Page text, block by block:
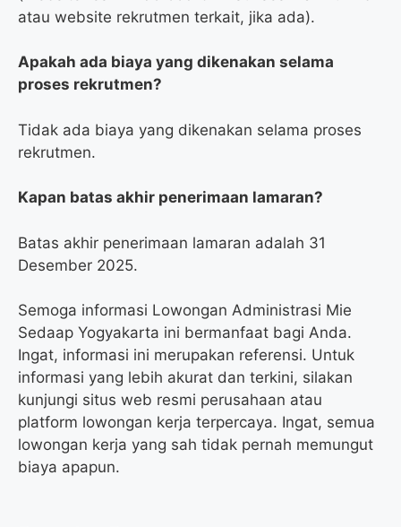
atau website rekrutmen terkait, jika ada).
Apakah ada biaya yang dikenakan selama
proses rekrutmen?
Tidak ada biaya yang dikenakan selama proses
rekrutmen.
Kapan batas akhir penerimaan lamaran?
Batas akhir penerimaan lamaran adalah 31
Desember 2025.
Semoga informasi Lowongan Administrasi Mie
Sedaap Yogyakarta ini bermanfaat bagi Anda.
Ingat, informasi ini merupakan referensi. Untuk
informasi yang lebih akurat dan terkini, silakan
kunjungi situs web resmi perusahaan atau
platform lowongan kerja terpercaya. Ingat, semua
lowongan kerja yang sah tidak pernah memungut
biaya apapun.